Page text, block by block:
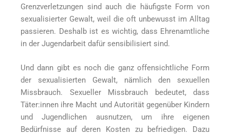
Grenzverletzungen sind auch die häufigste Form von
sexualisierter Gewalt, weil die oft unbewusst im Alltag
passieren. Deshalb ist es wichtig, dass Ehrenamtliche
in der Jugendarbeit dafür sensibilisiert sind.
Und dann gibt es noch die ganz offensichtliche Form
der sexualisierten Gewalt, nämlich den sexuellen
Missbrauch. Sexueller Missbrauch bedeutet, dass
Täter:innen ihre Macht und Autorität gegenüber Kindern
und Jugendlichen ausnutzen, um ihre eigenen
Bedürfnisse auf deren Kosten zu befriedigen. Dazu